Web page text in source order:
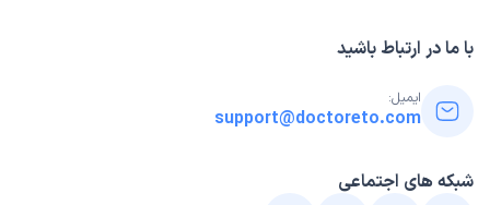
با ما در ارتباط باشید
ایمیل:
support@doctoreto.com
شبکه های اجتماعی